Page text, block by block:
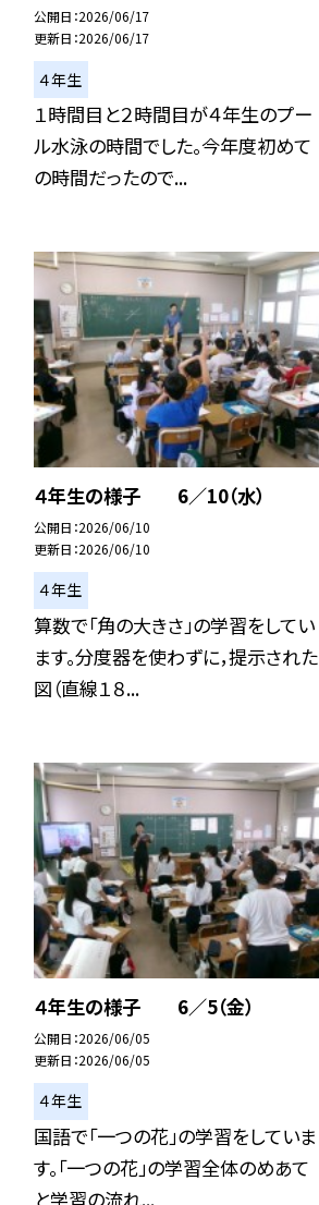
公開日 2026/06/17
更新日 2026/06/17
４年生
１時間目と２時間目が４年生のプー
ル水泳の時間でした。今年度初めて
の時間だったので...
４年生の様子 6／10（水）
公開日 2026/06/10
更新日 2026/06/10
４年生
算数で「角の大きさ」の学習をしてい
ます。分度器を使わずに，提示された
図（直線１８...
４年生の様子 6／5（金）
公開日 2026/06/05
更新日 2026/06/05
４年生
国語で「一つの花」の学習をしていま
す。「一つの花」の学習全体のめあて
と学習の流れ...